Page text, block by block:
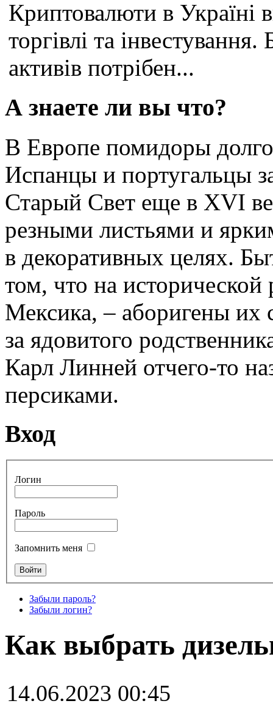
Криптовалюти в Україні
торгівлі та
активів потрібен...
А знаете ли вы что?
В Европе помидоры
Испанцы и португальцы
Старый Свет еще в XVI
резными листьями и
в декоративных целях.
том, что на
Мексика, – аборигены их
за ядовитого
Карл Линней отчего-то
персиками.
Вход
Логин
Пароль
Запомнить меня
Забыли пароль?
Забыли логин?
Как выбрать
14.06.2023 00:45